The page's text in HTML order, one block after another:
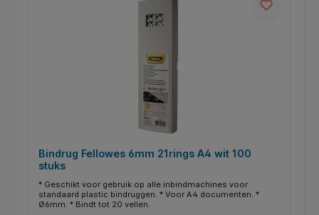
Bindrug Fellowes 6mm 21rings A4 wit 100
stuks
* Geschikt voor gebruik op alle inbindmachines voor
standaard plastic bindruggen. * Voor A4 documenten. *
Ø6mm. * Bindt tot 20 vellen.